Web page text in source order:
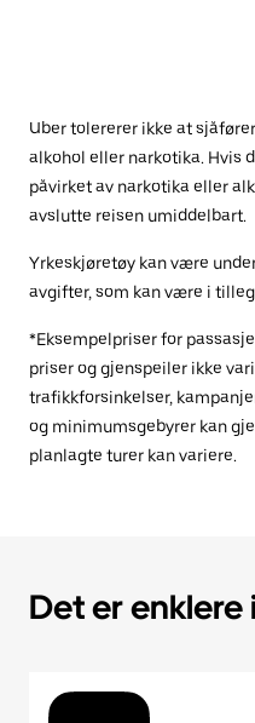
Uber tolererer ikke at
alkohol eller narkotika. Hvis
påvirket av narkotika eller
avslutte reisen umiddelbart.
Yrkeskjøretøy kan være
avgifter, som kan være i
*Eksempelpriser for
priser og gjenspeiler ikke
trafikkforsinkelser,
og minimumsgebyrer kan
planlagte turer kan variere.
Det er enklere